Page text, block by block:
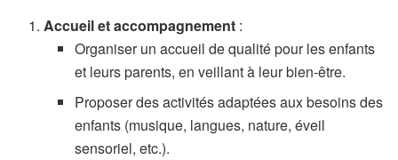
Accueil et accompagnement :
Organiser un accueil de qualité pour les enfants
et leurs parents, en veillant à leur bien-être.
Proposer des activités adaptées aux besoins des
enfants (musique, langues, nature, éveil
sensoriel, etc.).